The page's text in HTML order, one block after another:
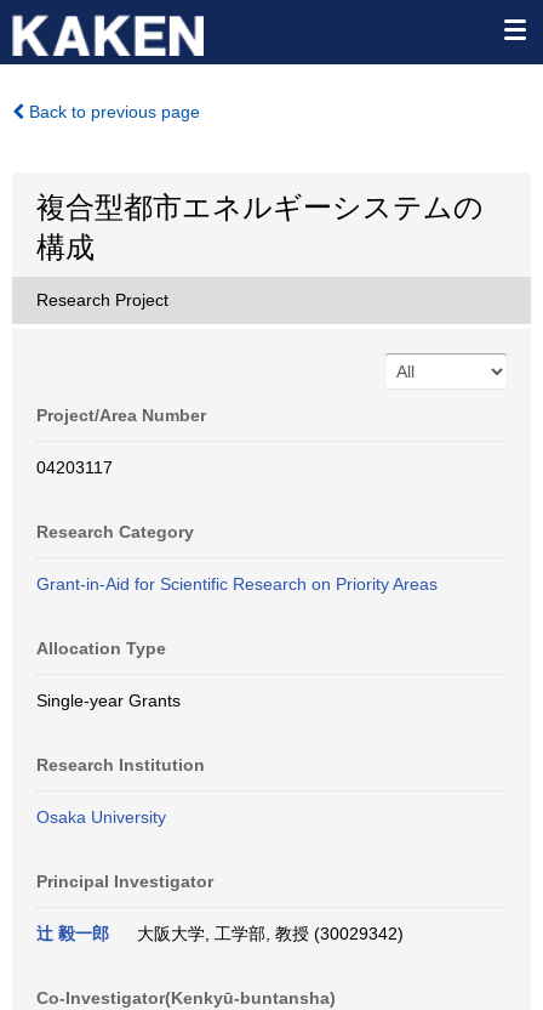
Back to previous page
複合型都市エネルギーシステムの
構成
Research Project
Project/Area Number
04203117
Research Category
Grant-in-Aid for Scientific Research on Priority Areas
Allocation Type
Single-year Grants
Research Institution
Osaka University
Principal Investigator
辻 毅一郎 大阪大学, 工学部, 教授 (30029342)
Co-Investigator(Kenkyū-buntansha)